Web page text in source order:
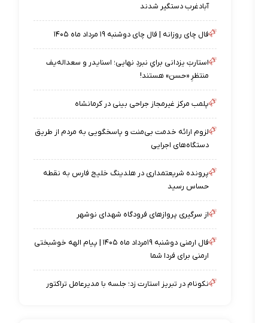
آبادغرب دستگیر شدند
فال چای روزانه | فال چای دوشنبه ۱۹ مرداد ماه ۱۴۰۵
استارتِ یزدانی برایِ نبردِ نهایی؛ اسنایدر و سعداله‌یف
منتظرِ «حسن» هستند!
پلمب مرکز غیرمجاز جراحی بینی در کرمانشاه
لزوم ارائه خدمت بی‌منت و پاسخگویی به مردم از طریق
دستگاه‌های اجرایی
پرونده شریعتمداری در هلدینگ خلیج فارس به نقطه
حساس رسید
از سرگیری پروازهای فرودگاه شهدای نوشهر
فال ارمنی دوشنبه ۱۹مرداد ماه ۱۴۰۵ | پیام الهه خوشبختی
ارمنی برای فردا شما
نکونام در تبریز استارت زد؛ جلسه با مدیرعامل تراکتور